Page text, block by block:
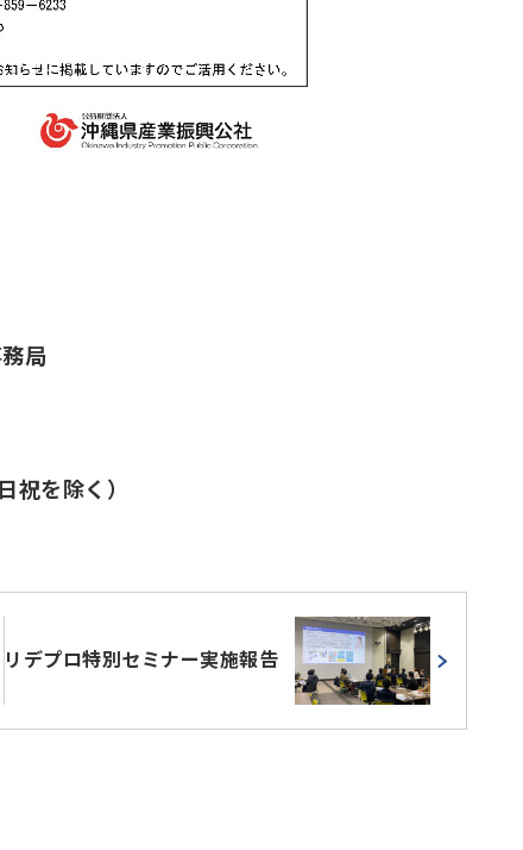
局
を除く）
リデプロ特別セミナー実施報告